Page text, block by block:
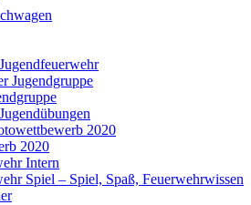
Jugendgruppe
2020
2020
Intern
Spiel – Spiel, Spaß, Feuerwehrwissen